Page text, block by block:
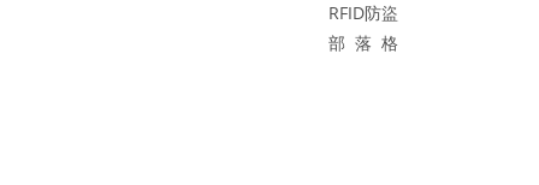
RFID防盜
部 落 格